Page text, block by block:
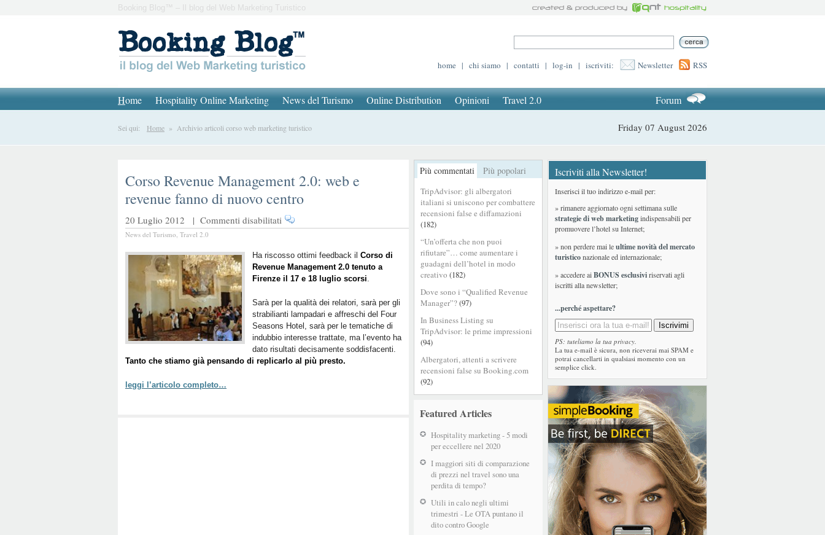
Booking Blog™ – Il blog del Web Marketing Turistico
home | chi siamo | contatti | log-in | iscriviti: Newsletter RSS
Home Hospitality Online Marketing News del Turismo Online Distribution Opinioni Travel 2.0 Forum
Sei qui: Home » Archivio articoli corso web marketing turistico Friday 07 August 2026
Più commentati Più popolari
TripAdvisor: gli albergatori
italiani si uniscono per combattere
recensioni false e diffamazioni
(182)
“Un’offerta che non puoi
rifiutare”… come aumentare i
guadagni dell’hotel in modo
creativo (182)
Dove sono i “Qualified Revenue
Manager”?(97)
In Business Listing su
TripAdvisor: le prime impressioni
(94)
Albergatori, attenti a scrivere
recensioni false su Booking.com
(92)
Featured Articles
Hospitality marketing - 5 modi
per eccellere nel 2020
I maggiori siti di comparazione
di prezzi nel travel sono una
perdita di tempo?
Utili in calo negli ultimi
trimestri - Le OTA puntano il
dito contro Google
Corso Revenue Management 2.0: web e
revenue fanno di nuovo centro
20 Luglio 2012 | Commenti disabilitati su
Corso
Management
2.0:
web
revenue
fanno
di
nuovo
centro
News del Turismo, Travel 2.0
Ha riscosso ottimi feedback il Corso di
Revenue Management 2.0 tenuto a
Firenze il 17 e 18 luglio scorsi.
Sarà per la qualità dei relatori, sarà per gli
strabilianti lampadari e affreschi del Four
Seasons Hotel, sarà per le tematiche di
indubbio interesse trattate, ma l’evento ha
dato risultati decisamente soddisfacenti.
Tanto che stiamo già pensando di replicarlo al più presto.
leggi l’articolo completo…
Iscriviti alla Newsletter!
Inserisci il tuo indirizzo e-mail per:
» rimanere aggiornato ogni settimana sulle
strategie di web marketingindispensabili per
promuovere l’hotel su Internet;
» non perdere mai leultime novità del mercato
turisticonazionale ed internazionale;
» accedere aiBONUS esclusiviriservati agli
iscritti alla newsletter;
...perché aspettare?
PS: tuteliamo la tua privacy.
La tua e-mail è sicura, non riceverai mai SPAM e
potrai cancellarti in qualsiasi momento con un
semplice click.